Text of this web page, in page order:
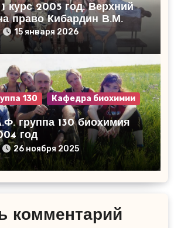
курс 2005 год. Верхний
право Кибардин В.М.
15 января 2026
130 Кафедра биохимии
группа 130 биохимия
год
26 ноября 2025
комментарий